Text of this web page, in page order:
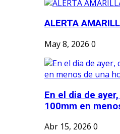
ALERTA
May 8, 2026 0
En el dia de
100mm en
Abr 15, 2026 0